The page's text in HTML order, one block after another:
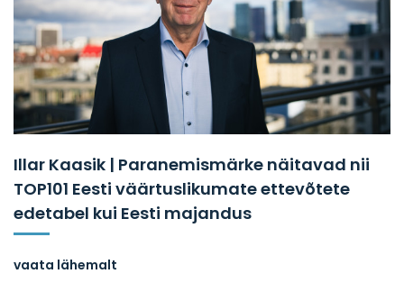
Illar Kaasik | Paranemismärke näitavad nii
TOP101 Eesti väärtuslikumate ettevõtete
edetabel kui Eesti majandus
vaata lähemalt